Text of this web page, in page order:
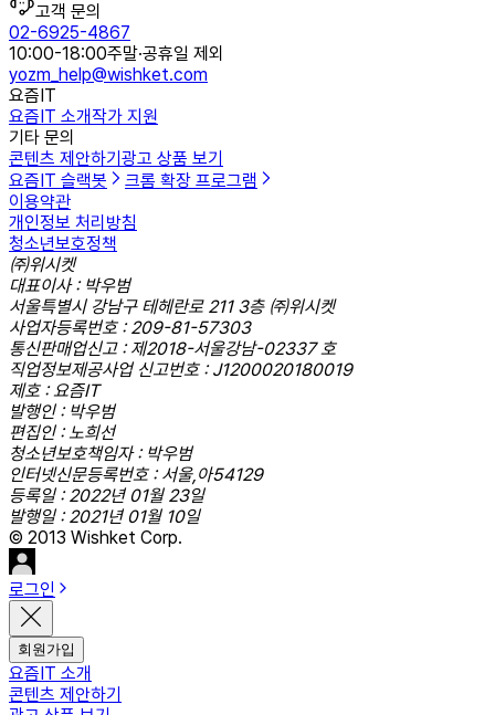
고객 문의
02-6925-4867
10:00-18:00주말·공휴일 제외
yozm_help@wishket.com
요즘IT
요즘IT 소개작가 지원
기타 문의
콘텐츠 제안하기 광고 상품 보기
요즘IT 슬랙봇
크롬 확장 프로그램
이용약관
개인정보 처리방침
청소년보호정책
㈜위시켓
대표이사 : 박우범
서울특별시 강남구 테헤란로 211 3층 ㈜위시켓
사업자등록번호 : 209-81-57303
통신판매업신고 : 제2018-서울강남-02337 호
직업정보제공사업 신고번호 : J1200020180019
제호 : 요즘IT
발행인 : 박우범
편집인 : 노희선
청소년보호책임자 : 박우범
인터넷신문등록번호 : 서울,아54129
등록일 : 2022년 01월 23일
발행일 : 2021년 01월 10일
© 2013 Wishket Corp.
로그인
회원가입
요즘IT 소개
콘텐츠 제안하기